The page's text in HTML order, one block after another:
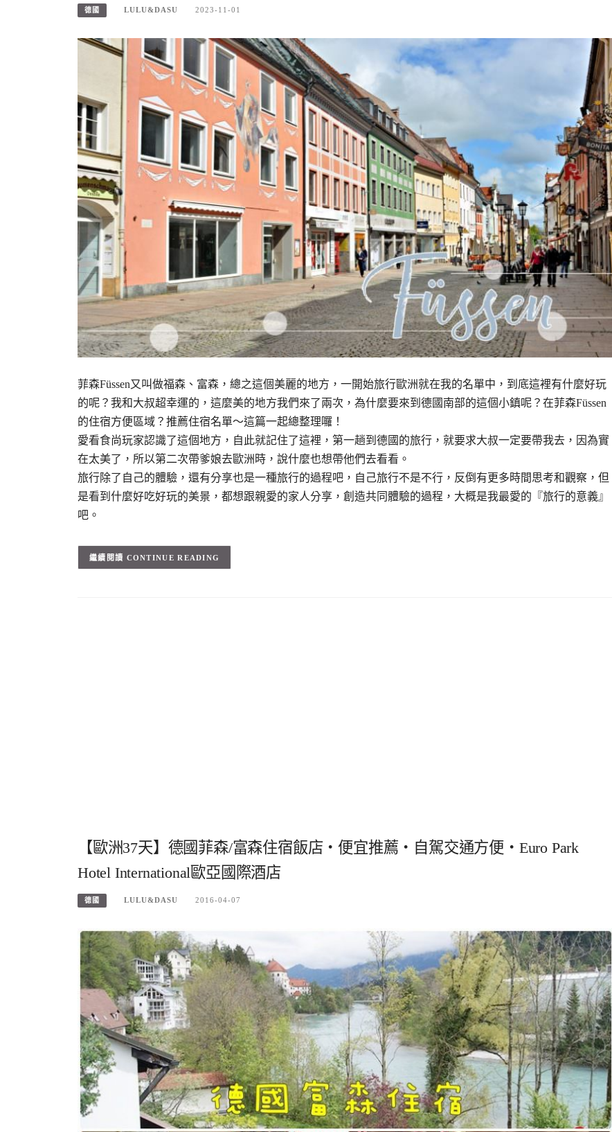
德國 LULU&DASU 2023-11-01
菲森Füssen又叫做福森、富森，總之這個美麗的地方，一開始旅行歐洲就在我的名單中，到底這裡有什麼好玩
的呢？我和大叔超幸運的，這麼美的地方我們來了兩次，為什麼要來到德國南部的這個小鎮呢？在菲森Füssen
的住宿方便區域？推薦住宿名單～這篇一起總整理囉！
愛看食尚玩家認識了這個地方，自此就記住了這裡，第一趟到德國的旅行，就要求大叔一定要帶我去，因為實
在太美了，所以第二次帶爹娘去歐洲時，說什麼也想帶他們去看看。
旅行除了自己的體驗，還有分享也是一種旅行的過程吧，自己旅行不是不行，反倒有更多時間思考和觀察，但
是看到什麼好吃好玩的美景，都想跟親愛的家人分享，創造共同體驗的過程，大概是我最愛的『旅行的意義』
吧。
CONTINUE READING
【歐洲37天】德國菲森/富森住宿飯店‧便宜推薦‧自駕交通方便‧Euro Park
Hotel International歐亞國際酒店
德國 LULU&DASU 2016-04-07